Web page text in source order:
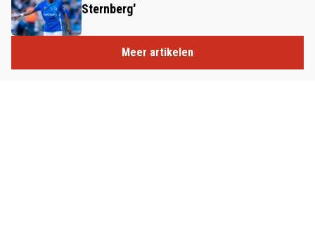
Sternberg'
Meer artikelen